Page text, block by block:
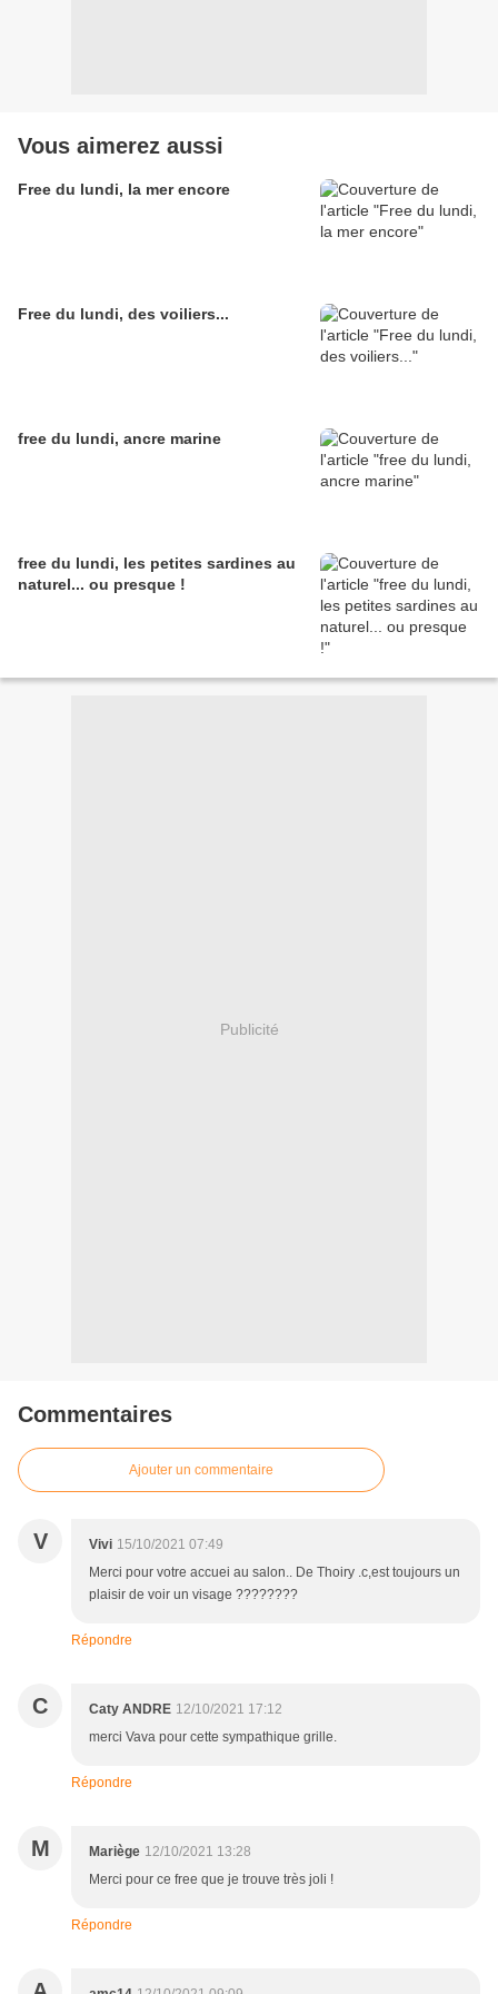
Vous aimerez aussi
Free du lundi, la mer encore
Free du lundi, des voiliers...
free du lundi, ancre marine
free du lundi, les petites sardines au
naturel... ou presque !
Publicité
Commentaires
Ajouter un commentaire
V Vivi 15/10/2021 07:49
Merci pour votre accuei au salon.. De Thoiry .c,est toujours un
plaisir de voir un visage ????????
Répondre
C Caty ANDRE 12/10/2021 17:12
merci Vava pour cette sympathique grille.
Répondre
M Mariège 12/10/2021 13:28
Merci pour ce free que je trouve très joli !
Répondre